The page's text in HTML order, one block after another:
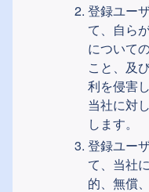
登録ユー
て、自ら
について
こと、及
利を侵害
当社に対
します。
登録ユー
て、当社
的、無償